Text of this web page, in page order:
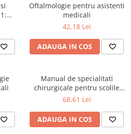
Oftalmologie pentru asistenti
medicali
42,18 Lei
ADAUGA IN COS
Manual de specialitati
chirurgicale pentru scolile
sanitare postliceale si
68,61 Lei
ADAUGA IN COS